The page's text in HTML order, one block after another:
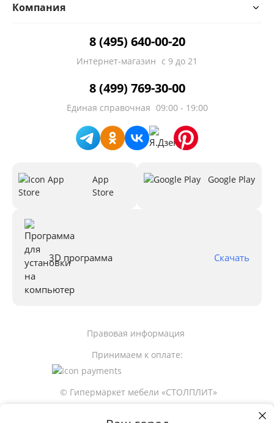
Компания
8 (495) 640-00-20
Интернет-магазин с 9 до 21
8 (499) 769-30-00
Единая справочная 09:00 - 19:00
App
Store
Google Play
3D программа Скачать
© Гипермаркет мебели «СТОЛПЛИТ»
Принимаем к оплате:
Правовая информация